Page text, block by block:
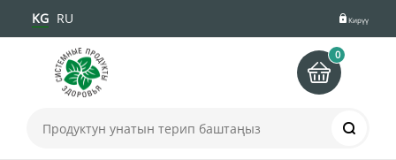
KG RU Кирүү
0